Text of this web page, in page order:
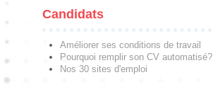
Candidats
Améliorer ses conditions de travail
Pourquoi remplir son CV automatisé?
Nos 30 sites d'emploi